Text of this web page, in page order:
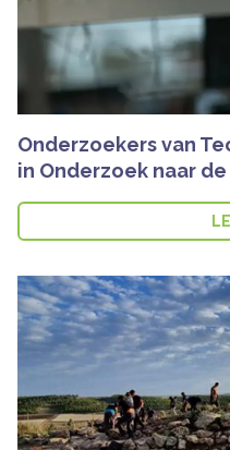
Onderzoekers van
in Onderzoek naar